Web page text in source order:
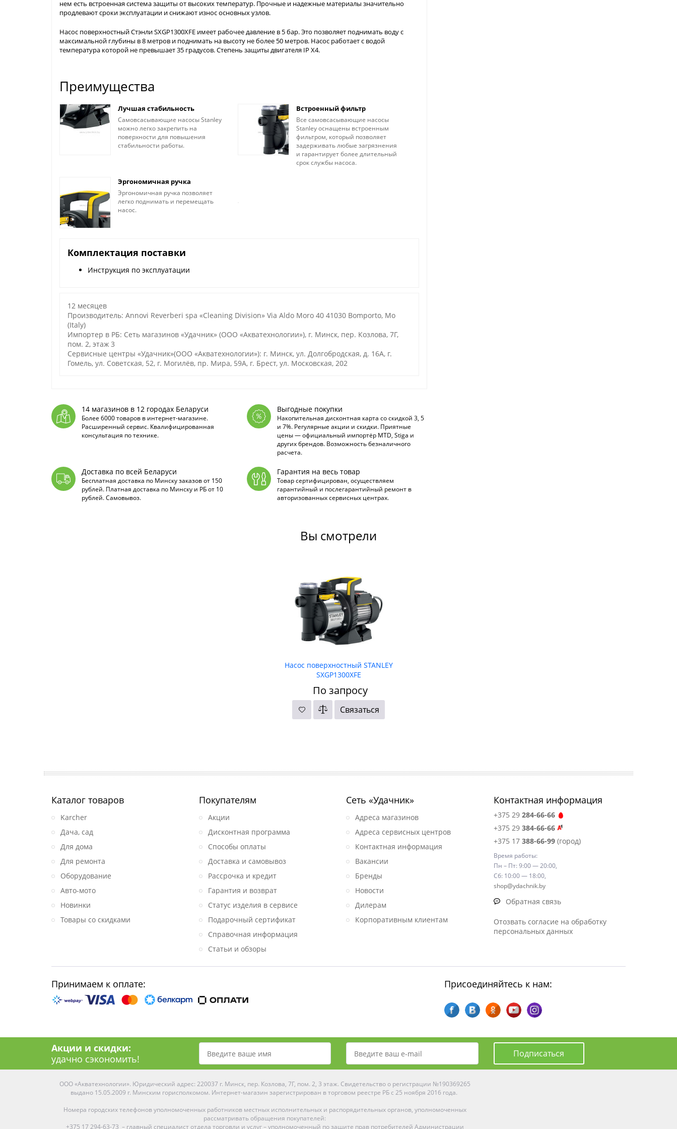
нем есть встроенная система защиты от высоких температур. Прочные и надежные материалы значительно
продлевают сроки эксплуатации и снижают износ основных узлов.
Насос поверхностный Стэнли SXGP1300XFE имеет рабочее давление в 5 бар. Это позволяет поднимать воду с
максимальной глубины в 8 метров и поднимать на высоту не более 50 метров. Насос работает с водой
температура которой не превышает 35 градусов. Степень защиты двигателя IP X4.
Преимущества
Лучшая стабильность
Самовсасывающие насосы Stanley
можно легко закрепить на
поверхности для повышения
стабильности работы.
Встроенный фильтр
Все самовсасывающие насосы
Stanley оснащены встроенным
фильтром, который позволяет
задерживать любые загрязнения
и гарантирует более длительный
срок службы насоса.
Эргономичная ручка
Эргономичная ручка позволяет
легко поднимать и перемещать
насос.
Комплектация поставки
Инструкция по эксплуатации
12 месяцев
Производитель: Annovi Reverberi spa «Cleaning Division» Via Aldo Moro 40 41030 Bomporto, Mo
(Italy)
Импортер в РБ: Сеть магазинов «Удачник» (ООО «Акватехнологии»), г. Минск, пер. Козлова, 7Г,
пом. 2, этаж 3
Сервисные центры «Удачник»(ООО «Акватехнологии»): г. Минск, ул. Долгобродская, д. 16А, г.
Гомель, ул. Советская, 52, г. Могилёв, пр. Мира, 59А, г. Брест, ул. Московская, 202
14 магазинов в 12 городах Беларуси
Более 6000 товаров в интернет-магазине.
Расширенный сервис. Квалифицированная
консультация по технике.
Выгодные покупки
Накопительная дисконтная карта со скидкой 3, 5
и 7%. Регулярные акции и скидки. Приятные
цены — официальный импортёр MTD, Stiga и
других брендов. Возможность безналичного
расчета.
Доставка по всей Беларуси
Бесплатная доставка по Минску заказов от 150
рублей. Платная доставка по Минску и РБ от 10
рублей. Самовывоз.
Гарантия на весь товар
Товар сертифицирован, осуществляем
гарантийный и послегарантийный ремонт в
авторизованных сервисных центрах.
Вы смотрели
Насос поверхностный STANLEY
SXGP1300XFE
По запросу
Связаться
Каталог товаров
Karcher
Дача, сад
Для дома
Для ремонта
Оборудование
Авто-мото
Новинки
Товары со скидками
Покупателям
Акции
Дисконтная программа
Способы оплаты
Доставка и самовывоз
Рассрочка и кредит
Гарантия и возврат
Статус изделия в сервисе
Подарочный сертификат
Справочная информация
Статьи и обзоры
Сеть «Удачник»
Адреса магазинов
Адреса сервисных центров
Контактная информация
Вакансии
Бренды
Новости
Дилерам
Корпоративным клиентам
Контактная информация
+375 29 284-66-66
+375 29 384-66-66
+375 17 388-66-99(город)
Время работы:
Пн – Пт: 9:00 — 20:00,
Сб: 10:00 — 18:00,
shop@ydachnik.by
Обратная связь
Отозвать согласие на обработку
персональных данных
Принимаем к оплате: Присоединяйтесь к нам:
Акции и скидки:
удачно сэкономить!
Подписаться
ООО «Акватехнологии». Юридический адрес: 220037 г. Минск, пер. Козлова, 7Г, пом. 2, 3 этаж. Свидетельство о регистрации №190369265
выдано 15.05.2009 г. Минским горисполкомом. Интернет-магазин зарегистрирован в торговом реестре РБ с 25 ноября 2016 года.
Номера городских телефонов уполномоченных работников местных исполнительных и распорядительных органов, уполномоченных
рассматривать обращения покупателей:
+375 17 294-63-73 – главный специалист отдела торговли и услуг – уполномоченный по защите прав потребителей Администрации